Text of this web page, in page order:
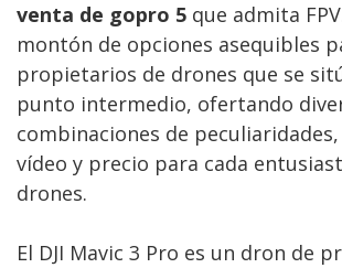
venta de gopro 5 que admita
montón de opciones asequibles
propietarios de drones que se
punto intermedio, ofertando
combinaciones de
vídeo y precio para cada
drones.
El DJI Mavic 3 Pro es un dron de